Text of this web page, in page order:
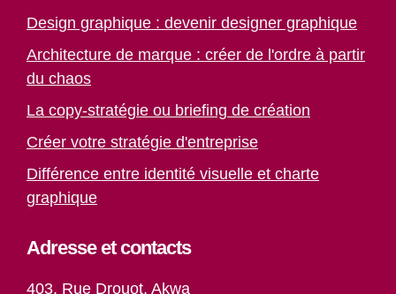
Design graphique : devenir designer graphique
Architecture de marque : créer de l'ordre à partir
du chaos
La copy-stratégie ou briefing de création
Créer votre stratégie d'entreprise
Différence entre identité visuelle et charte
graphique
Adresse et contacts
403, Rue Drouot, Akwa
Article ajouté au panier
0 Produit -0CFA